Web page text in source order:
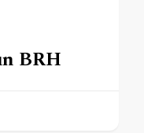
BRH